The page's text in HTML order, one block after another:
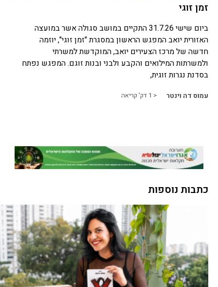
זמן זוגי
ביום שישי 31.7.26 התקיים במושב סגולה אשר במועצה
האזורית יואב המפגש הראשון במסגרת "זמן זוגי", יוזמה
חדשה של מרכז הצעירים יואב, המוקדשת למשרתי
ולמשרתות המילואים והקבע ולבני ובנות זוגם. המפגש נפתח
בסדנת נגרות זוגית,
עמוס דה וינטר < 1 דק' קריאה
כתבות נוספות